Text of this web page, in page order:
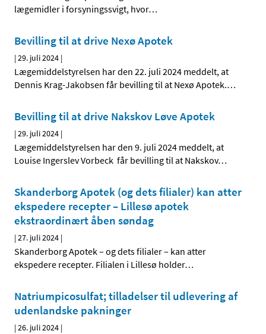
lægemidler i forsyningssvigt, hvor…
Bevilling til at drive Nexø Apotek
|29. juli 2024 |
Lægemiddelstyrelsen har den 22. juli 2024 meddelt, at
Dennis Krag-Jakobsen får bevilling til at Nexø Apotek.…
Bevilling til at drive Nakskov Løve Apotek
|29. juli 2024 |
Lægemiddelstyrelsen har den 9. juli 2024 meddelt, at
Louise Ingerslev Vorbeck får bevilling til at Nakskov…
Skanderborg Apotek (og dets filialer) kan atter
ekspedere recepter – Lillesø apotek
ekstraordinært åben søndag
|27. juli 2024 |
Skanderborg Apotek – og dets filialer – kan atter
ekspedere recepter. Filialen i Lillesø holder…
Natriumpicosulfat; tilladelser til udlevering af
udenlandske pakninger
|26. juli 2024 |